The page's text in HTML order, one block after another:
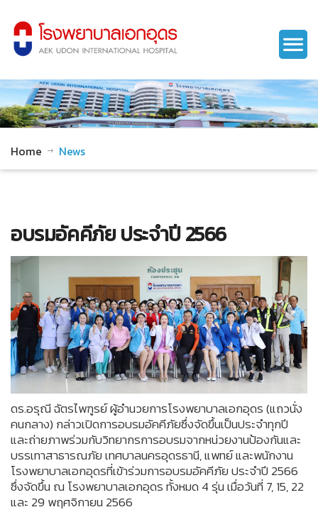
Home News
อบรมอัคคีภัย ประจำปี 2566
ดร.อรุณี ฉัตรไพฑูรย์ ผู้อำนวยการโรงพยาบาลเอกอุดร (แถวนั่ง
คนกลาง) กล่าวเปิดการอบรมอัคคีภัยซึ่งจัดขึ้นเป็นประจำทุกปี
และถ่ายภาพร่วมกับวิทยากรการอบรมจากหน่วยงานป้องกันและ
บรรเทาสาธารณภัย เทศบาลนครอุดรธานี, แพทย์ และพนักงาน
โรงพยาบาลเอกอุดรที่เข้าร่วมการอบรมอัคคีภัย ประจำปี 2566
ซึ่งจัดขึ้น ณ โรงพยาบาลเอกอุดร ทั้งหมด 4 รุ่น เมื่อวันที่ 7, 15, 22
และ 29 พฤศจิกายน 2566